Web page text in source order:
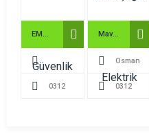
EMS Güvenlik Sistemleri
Belirtilmemiş
0312
Mavuşoğlu Elektrik
Osman
Yılmaz0312